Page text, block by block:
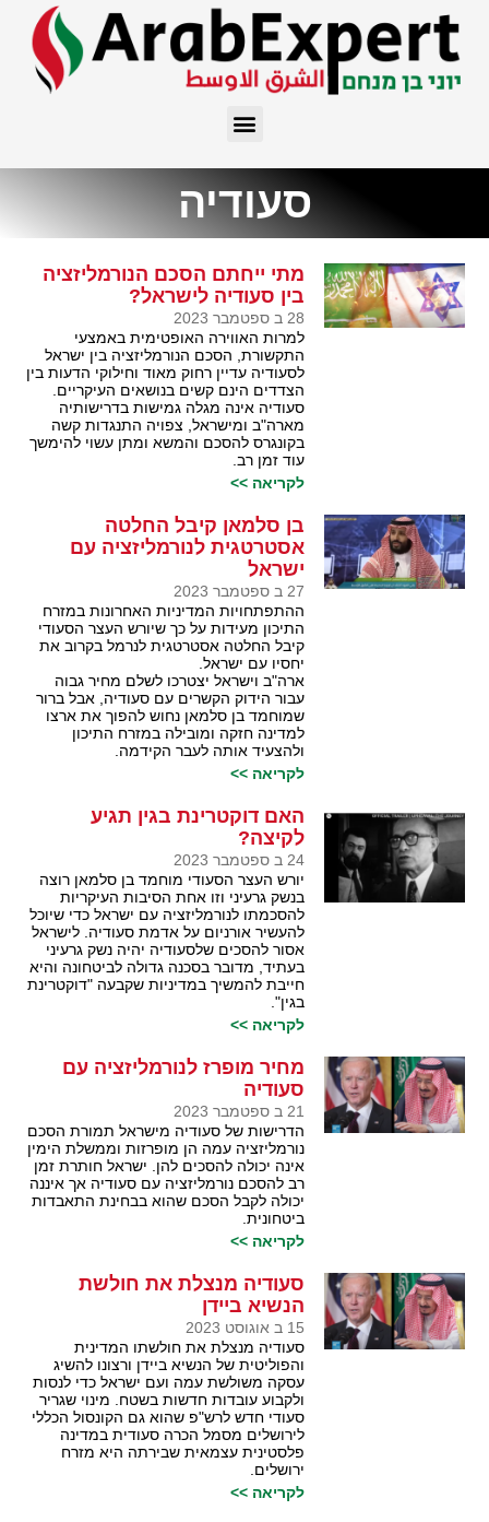
סעודיה
מתי ייחתם הסכם הנורמליזציה
בין סעודיה לישראל?
28 ב ספטמבר 2023
למרות האווירה האופטימית באמצעי
התקשורת, הסכם הנורמליזציה בין ישראל
לסעודיה עדיין רחוק מאוד וחילוקי הדעות בין
הצדדים הינם קשים בנושאים העיקריים.
סעודיה אינה מגלה גמישות בדרישותיה
מארה"ב ומישראל, צפויה התנגדות קשה
בקונגרס להסכם והמשא ומתן עשוי להימשך
עוד זמן רב.
לקריאה >>
בן סלמאן קיבל החלטה
אסטרטגית לנורמליזציה עם
ישראל
27 ב ספטמבר 2023
ההתפתחויות המדיניות האחרונות במזרח
התיכון מעידות על כך שיורש העצר הסעודי
קיבל החלטה אסטרטגית לנרמל בקרוב את
יחסיו עם ישראל.
ארה"ב וישראל יצטרכו לשלם מחיר גבוה
עבור הידוק הקשרים עם סעודיה, אבל ברור
שמוחמד בן סלמאן נחוש להפוך את ארצו
למדינה חזקה ומובילה במזרח התיכון
ולהצעיד אותה לעבר הקידמה.
לקריאה >>
האם דוקטרינת בגין תגיע
לקיצה?
24 ב ספטמבר 2023
יורש העצר הסעודי מוחמד בן סלמאן רוצה
בנשק גרעיני וזו אחת הסיבות העיקריות
להסכמתו לנורמליזציה עם ישראל כדי שיוכל
להעשיר אורניום על אדמת סעודיה. לישראל
אסור להסכים שלסעודיה יהיה נשק גרעיני
בעתיד, מדובר בסכנה גדולה לביטחונה והיא
חייבת להמשיך במדיניות שקבעה "דוקטרינת
בגין".
לקריאה >>
מחיר מופרז לנורמליזציה עם
סעודיה
21 ב ספטמבר 2023
הדרישות של סעודיה מישראל תמורת הסכם
נורמליזציה עמה הן מופרזות וממשלת הימין
אינה יכולה להסכים להן. ישראל חותרת זמן
רב להסכם נורמליזציה עם סעודיה אך איננה
יכולה לקבל הסכם שהוא בבחינת התאבדות
ביטחונית.
לקריאה >>
סעודיה מנצלת את חולשת
הנשיא ביידן
15 ב אוגוסט 2023
סעודיה מנצלת את חולשתו המדינית
והפוליטית של הנשיא ביידן ורצונו להשיג
עסקה משולשת עמה ועם ישראל כדי לנסות
ולקבוע עובדות חדשות בשטח. מינוי שגריר
סעודי חדש לרש"פ שהוא גם הקונסול הכללי
לירושלים מסמל הכרה סעודית במדינה
פלסטינית עצמאית שבירתה היא מזרח
ירושלים.
לקריאה >>